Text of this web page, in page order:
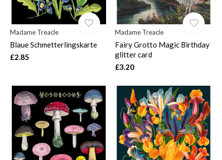
Madame Treacle
Blaue Schmetterlingskarte
£2.85
Madame Treacle
Fairy Grotto Magic Birthday
glitter card
£3.20